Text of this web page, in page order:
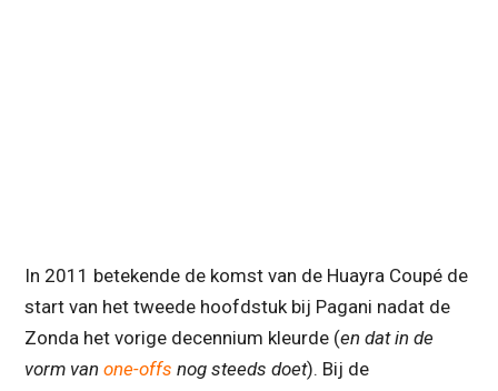
In 2011 betekende de komst van de Huayra Coupé de
start van het tweede hoofdstuk bij Pagani nadat de
Zonda het vorige decennium kleurde (en dat in de
vorm van one-offs nog steeds doet). Bij de